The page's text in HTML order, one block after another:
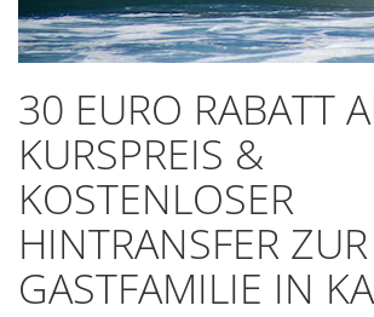
30 EURO RABATT
KURSPREIS &
KOSTENLOSER
HINTRANSFER ZUR
GASTFAMILIE IN